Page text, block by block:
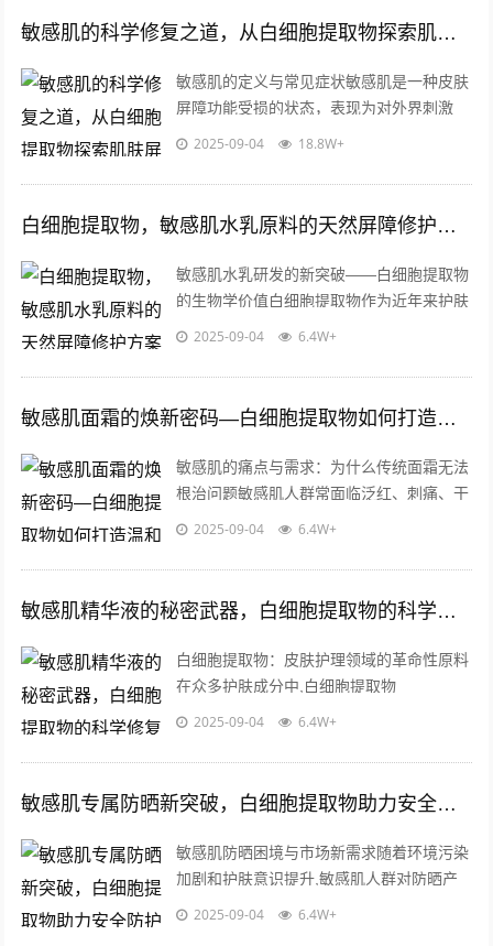
敏感肌的科学修复之道，从白细胞提取物探索肌肤屏障健康
敏感肌的定义与常见症状敏感肌是一种皮肤
屏障功能受损的状态，表现为对外界刺激
（如温度变化、紫外线、护肤品成分等）反
等...
2025-09-04 18.8W+
白细胞提取物，敏感肌水乳原料的天然屏障修护方案
敏感肌水乳研发的新突破——白细胞提取物
的生物学价值白细胞提取物作为近年来护肤
品原料领域的重要发现，其独特的生物活性
2025-09-04 6.4W+
敏感肌面霜的焕新密码—白细胞提取物如何打造温和修护力
敏感肌的痛点与需求：为什么传统面霜无法
根治问题敏感肌人群常面临泛红、刺痛、干
燥等问题，而许多传统面霜仅能短暂缓解症
2025-09-04 6.4W+
敏感肌精华液的秘密武器，白细胞提取物的科学修复力与批发优势
白细胞提取物：皮肤护理领域的革命性原料
在众多护肤成分中,白细胞提取物
（Leukocyte Extract）凭借其独特的生物学
2025-09-04 6.4W+
敏感肌专属防晒新突破，白细胞提取物助力安全防护
敏感肌防晒困境与市场新需求随着环境污染
加剧和护肤意识提升,敏感肌人群对防晒产
品的安全性需求持续攀升，据统计，全球约
2025-09-04 6.4W+